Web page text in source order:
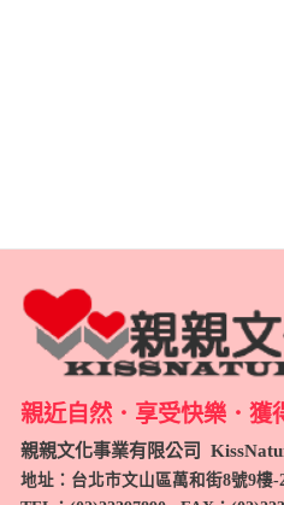
親近自然．享受快樂．獲
親親文化事業有限公司
地址：台北市文山區萬和街8號9樓-